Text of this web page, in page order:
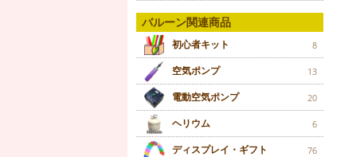
バルーン関連商品
初心者キット 8
空気ポンプ 13
電動空気ポンプ 20
ヘリウム 6
ディスプレイ・ギフト 76